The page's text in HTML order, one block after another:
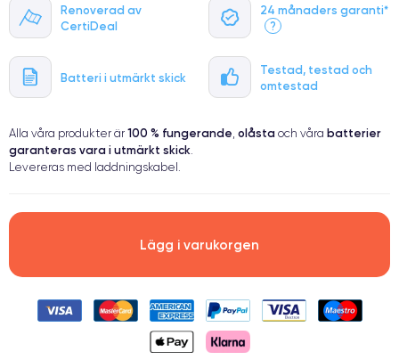
Renoverad av
CertiDeal
24 månaders garanti*
?
Batteri i utmärkt skick
Testad, testad och
omtestad
Alla våra produkter är 100 % fungerande, olåsta och våra batterier
garanteras vara i utmärkt skick.
Levereras med laddningskabel.
Lägg i varukorgen